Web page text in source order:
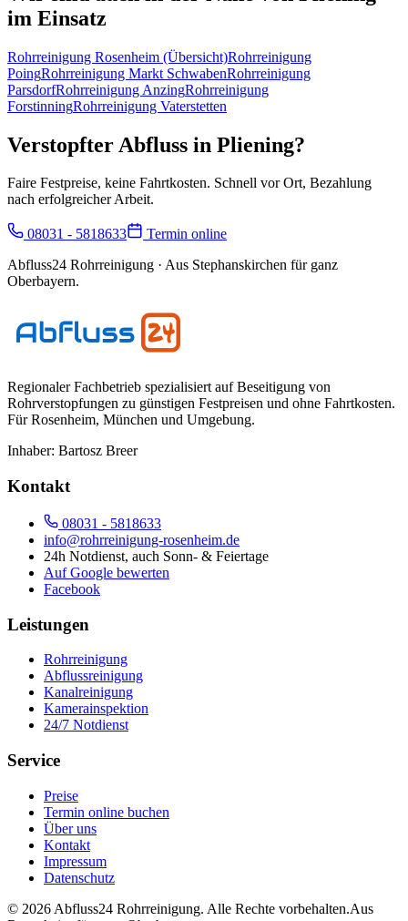
im Einsatz
Rohrreinigung Rosenheim (Übersicht)Rohrreinigung
PoingRohrreinigung Markt SchwabenRohrreinigung
ParsdorfRohrreinigung AnzingRohrreinigung
ForstinningRohrreinigung Vaterstetten
Verstopfter Abfluss in Pliening?
Faire Festpreise, keine Fahrtkosten. Schnell vor Ort, Bezahlung
nach erfolgreicher Arbeit.
08031 - 5818633
Termin online
Abfluss24 Rohrreinigung · Aus Stephanskirchen für ganz
Oberbayern.
Regionaler Fachbetrieb spezialisiert auf Beseitigung von
Rohrverstopfungen zu günstigen Festpreisen und ohne Fahrtkosten.
FürRosenheim, München und Umgebung.
Inhaber: Bartosz Breer
Kontakt
08031 - 5818633
info@rohrreinigung-rosenheim.de
24h Notdienst, auch Sonn- & Feiertage
Auf Google bewerten
Facebook
Leistungen
Rohrreinigung
Abflussreinigung
Kanalreinigung
Kamerainspektion
24/7 Notdienst
Service
Preise
Termin online buchen
Über uns
Kontakt
Impressum
Datenschutz
© 2026 Abfluss24 Rohrreinigung. Alle Rechte vorbehalten.Aus